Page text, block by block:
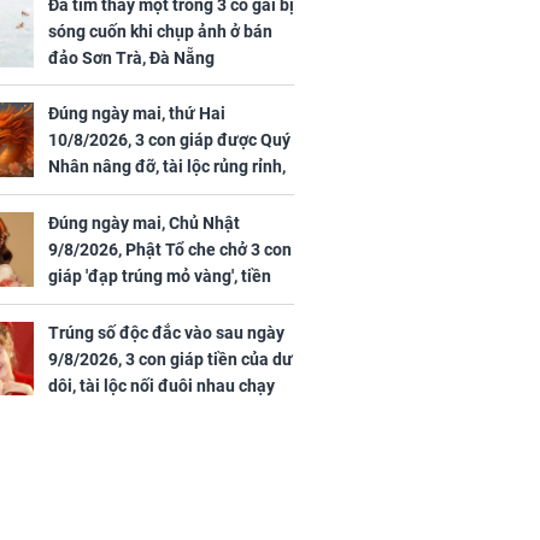
tin yêu trai
tuổi
giáp mưa thuận gió
hòa, tiền về như nước,
bạc vàng dư dả, Phú
Quý Vinh Hoa, vận
trình khai sáng
vé,
vượt 8.600
Đã tìm thấy một trong 3 cô gái bị
sóng cuốn khi chụp ảnh ở bán
đảo Sơn Trà, Đà Nẵng
Đúng ngày mai, thứ Hai
10/8/2026, 3 con giáp được Quý
Nhân nâng đỡ, tài lộc rủng rỉnh,
yên tâm hưởng vinh hoa Phú
Quý
Đúng ngày mai, Chủ Nhật
9/8/2026, Phật Tổ che chở 3 con
giáp 'đạp trúng mỏ vàng', tiền
bạc nhiều như lá sung, sự
nghiệp vượng phát
Trúng số độc đắc vào sau ngày
9/8/2026, 3 con giáp tiền của dư
dôi, tài lộc nối đuôi nhau chạy